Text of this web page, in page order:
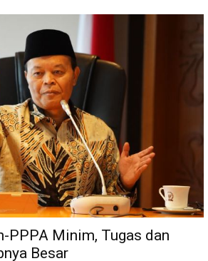
PPPA Minim, Tugas dan
Besar